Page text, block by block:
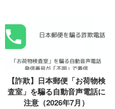
【詐欺】日本郵便「お荷物検
査室」を騙る自動音声電話に
注意（2026年7月）